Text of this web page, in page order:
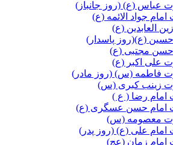
عباس (ع) (روز جانباز)
امام جواد الائمه (ع)
العابدین (ع)
حسین (ع)(روز پاسدار)
حسن مجتبی (ع)
علی اکبر (ع)
فاطمه (س) (روز مادر)
زینب کبری (س)
امام رضا ( ع )
امام حسن عسگری (ع)
معصومه (س)
امام علی (ع) (روز پدر)
امام زمان (عج)